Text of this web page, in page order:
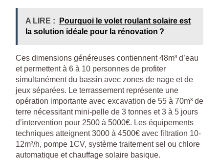
A LIRE :
Pourquoi le volet roulant solaire est
la solution idéale pour la rénovation ?
Ces dimensions généreuses contiennent 48m³ d’eau
et permettent à 6 à 10 personnes de profiter
simultanément du bassin avec zones de nage et de
jeux séparées. Le terrassement représente une
opération importante avec excavation de 55 à 70m³ de
terre nécessitant mini-pelle de 3 tonnes et 3 à 5 jours
d’intervention pour 2500 à 5000€. Les équipements
techniques atteignent 3000 à 4500€ avec filtration 10-
12m³/h, pompe 1CV, système traitement sel ou chlore
automatique et chauffage solaire basique.